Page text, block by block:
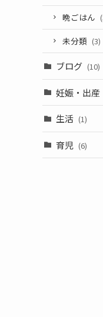
晩ごはん
未分類 (3)
ブログ (10)
妊娠・出産
生活 (1)
育児 (6)